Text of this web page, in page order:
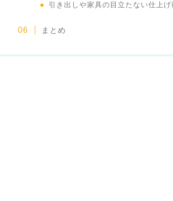
引き出しや家具の目立たない仕上
まとめ